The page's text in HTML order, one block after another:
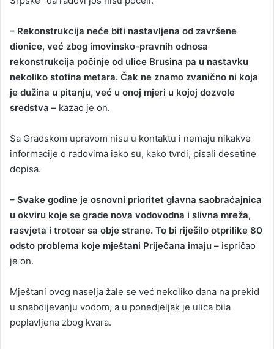
– Rekonstrukcija neće biti nastavljena od završene
dionice, već zbog imovinsko-pravnih odnosa
rekonstrukcija počinje od ulice Brusina pa u nastavku
nekoliko stotina metara. Čak ne znamo zvanično ni koja
je dužina u pitanju, već u onoj mjeri u kojoj dozvole
sredstva – kazao je on.
Sa Gradskom upravom nisu u kontaktu i nemaju nikakve
informacije o radovima iako su, kako tvrdi, pisali desetine
dopisa.
– Svake godine je osnovni prioritet glavna saobraćajnica
u okviru koje se grade nova vodovodna i slivna mreža,
rasvjeta i trotoar sa obje strane. To bi riješilo otprilike 80
odsto problema koje mještani Priječana imaju – ispričao
je on.
Mještani ovog naselja žale se već nekoliko dana na prekid
u snabdijevanju vodom, a u ponedjeljak je ulica bila
poplavljena zbog kvara.